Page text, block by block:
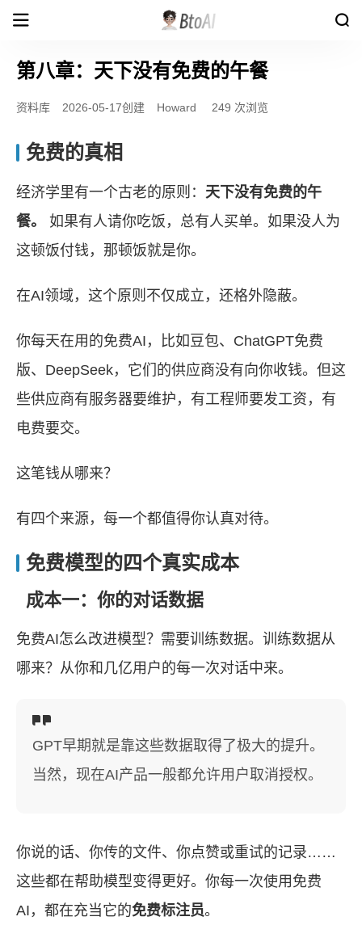
第八章：天下没有免费的午餐
资料库 2026-05-17创建 Howard 249 次浏览
免费的真相
经济学里有一个古老的原则： 天下没有免费的午
餐。
如果有人请你吃饭，总有人买单。如果没人为
这顿饭付钱，那顿饭就是你。
在AI领域，这个原则不仅成立，还格外隐蔽。
你每天在用的免费AI，比如豆包、ChatGPT免费
版、DeepSeek，它们的供应商没有向你收钱。但这
些供应商有服务器要维护，有工程师要发工资，有
电费要交。
这笔钱从哪来？
有四个来源，每一个都值得你认真对待。
免费模型的四个真实成本
成本一：你的对话数据
免费AI怎么改进模型？需要训练数据。训练数据从
哪来？从你和几亿用户的每一次对话中来。
GPT早期就是靠这些数据取得了极大的提升。
当然，现在AI产品一般都允许用户取消授权。
你说的话、你传的文件、你点赞或重试的记录……
这些都在帮助模型变得更好。你每一次使用免费
AI，都在充当它的免费标注员。